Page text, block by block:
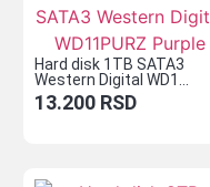
Hard disk 1TB SATA3
Western Digital WD1...
13.200 RSD